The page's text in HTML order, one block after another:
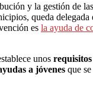
y la gestión de
queda delegada
es la ayuda de
unos
a jóvenes que